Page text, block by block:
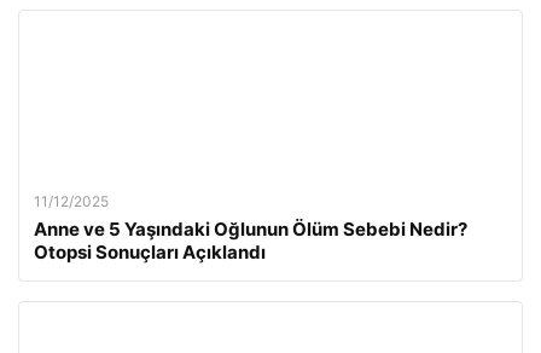
11/12/2025
Anne ve 5 Yaşındaki Oğlunun Ölüm Sebebi Nedir?
Otopsi Sonuçları Açıklandı